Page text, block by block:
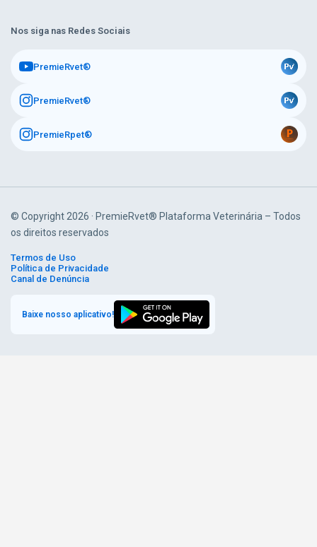
Nos siga nas Redes Sociais
PremieRvet®
PremieRvet®
PremieRpet®
© Copyright 2026 · PremieRvet® Plataforma Veterinária – Todos
os direitos reservados
Termos de Uso
Política de Privacidade
Canal de Denúncia
Baixe nosso aplicativo!